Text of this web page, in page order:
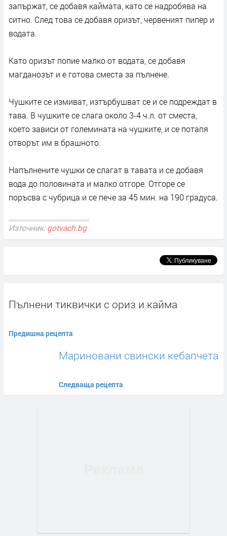
запържат, се добавя каймата, като се надробява на
ситно. След това се добавя оризът, червеният пипер и
водата.
Като оризът попие малко от водата, се добавя
магданозът и е готова сместа за пълнене.
Чушките се измиват, изтърбушват се и се подреждат в
тава. В чушките се слага около 3-4 ч.л. от сместа,
което зависи от големината на чушките, и се потапя
отворът им в брашното.
Напълнените чушки се слагат в тавата и се добавя
вода до половината и малко отгоре. Отгоре се
поръсва с чубрица и се пече за 45 мин. на 190 градуса.
Източник: gotvach.bg
Пълнени тиквички с ориз и кайма
Предишна рецепта
Мариновани свински кебапчета
Следваща рецепта